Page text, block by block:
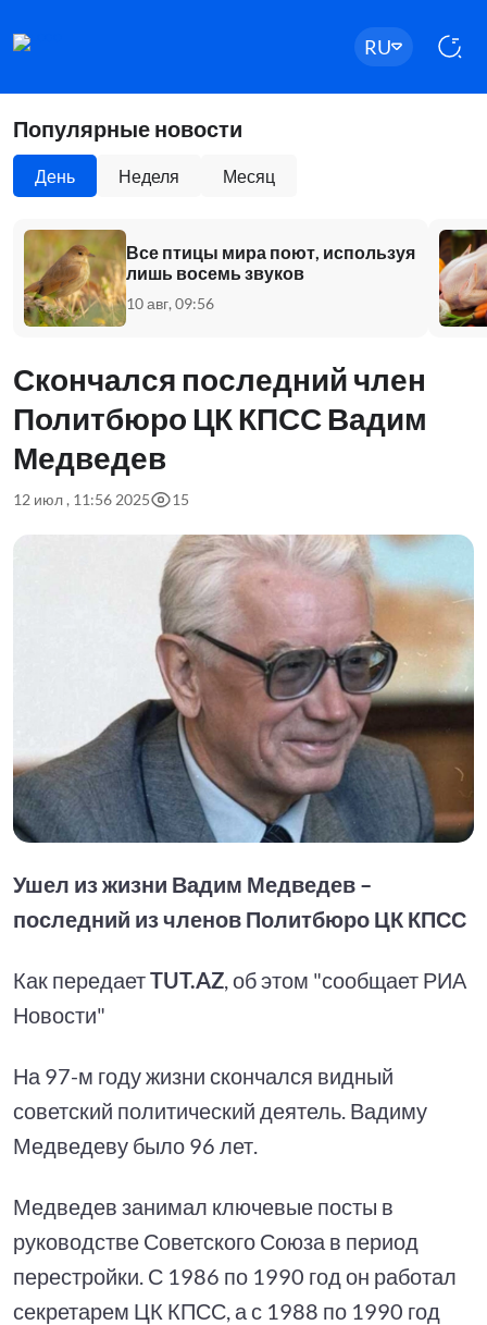
RU
Популярные новости
День Неделя Месяц
Все птицы мира поют, используя
лишь восемь звуков
10 авг, 09:56
Скончался последний член
Политбюро ЦК КПСС Вадим
Медведев
12 июл , 11:56 2025 15
Ушел из жизни Вадим Медведев –
последний из членов Политбюро ЦК КПСС
Как передаетTUT.AZ , об этом "сообщает РИА
Новости"
На 97-м году жизни скончался видный
советский политический деятель. Вадиму
Медведеву было 96 лет.
Медведев занимал ключевые посты в
руководстве Советского Союза в период
перестройки. С 1986 по 1990 год он работал
секретарем ЦК КПСС, а с 1988 по 1990 год